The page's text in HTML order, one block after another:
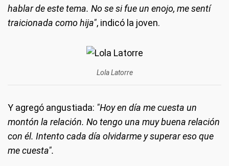
hablar de este tema. No se si fue un enojo, me sentí
traicionada como hija", indicó la joven.
Lola Latorre
Y agregó angustiada: "Hoy en día me cuesta un
montón la relación. No tengo una muy buena relación
con él. Intento cada día olvidarme y superar eso que
me cuesta".